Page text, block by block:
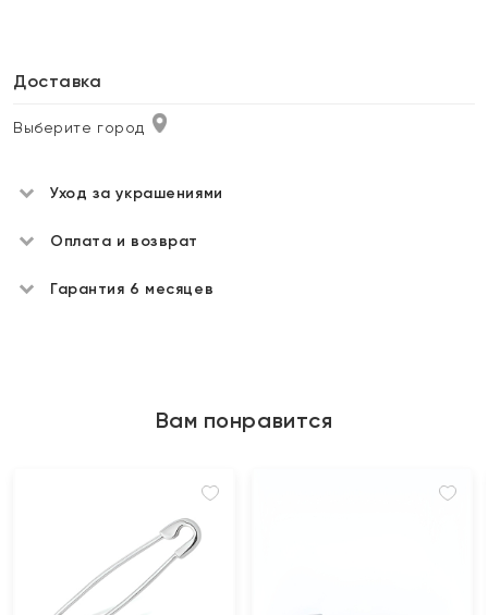
Доставка
Выберите город
Уход за украшениями
Оплата и возврат
Гарантия 6 месяцев
Вам понравится